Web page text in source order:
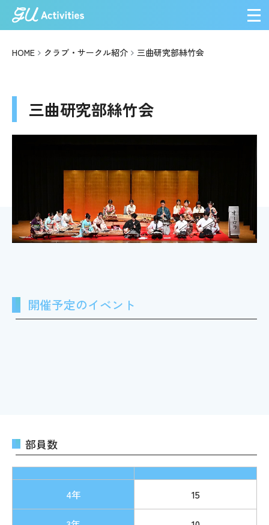
メ
HOME クラブ・サークル紹介 三曲研究部絲竹会
三曲研究部絲竹会
開催予定のイベント
部員数
4年 15